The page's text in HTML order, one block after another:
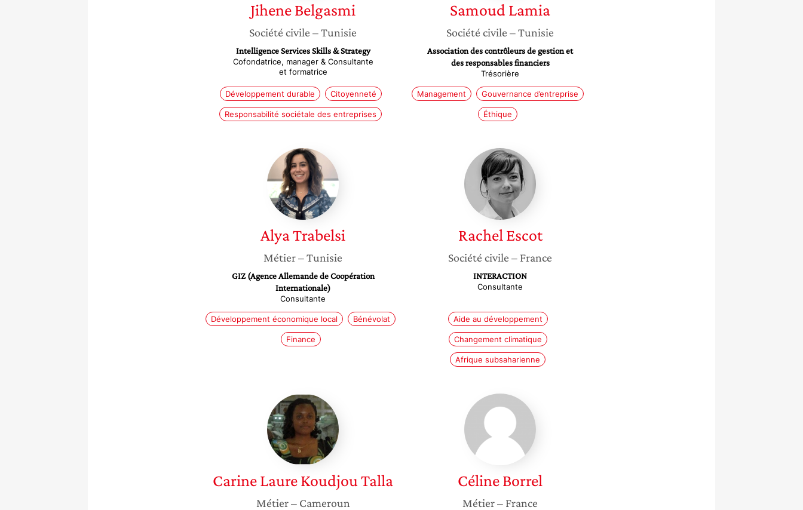
JiheneBelgasmi
Société civile – Tunisie
Intelligence Services Skills & Strategy
Cofondatrice, manager & Consultante
et formatrice
Développement durable Citoyenneté
Responsabilité sociétale des entreprises
Samoud Lamia
Société civile – Tunisie
Association des contrôleurs de gestion et
des responsables financiers
Trésorière
Management Gouvernance d’entreprise
Éthique
Alya
Trabelsi
AlyaTrabelsi
Métier– Tunisie
GIZ (Agence Allemande de Coopération
Internationale)
Consultante
Développement économique local Bénévolat
Finance
Rachel
Escot
Rachel Escot
Société civile – France
INTERACTION
Consultante
Aide au développement
Changement climatique
Afrique subsaharienne
Carine
Laure
Koudjou
Talla
Carine LaureKoudjou Talla
Métier – Cameroun
Céline
Borrel
CélineBorrel
Métier– France